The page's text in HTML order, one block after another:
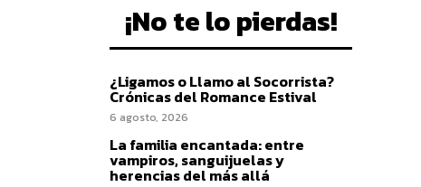
¡No te lo pierdas!
¿Ligamos o Llamo al Socorrista?
Crónicas del Romance Estival
6 agosto, 2026
La familia encantada: entre
vampiros, sanguijuelas y
herencias del más allá